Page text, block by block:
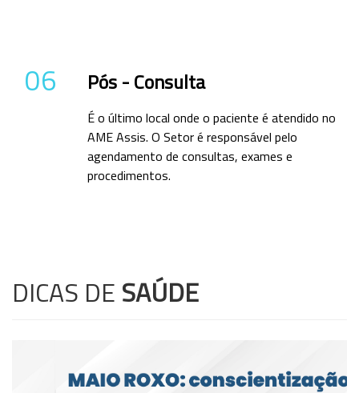
06 Pós - Consulta
É o último local onde o paciente é atendido no
AME Assis. O Setor é responsável pelo
agendamento de consultas, exames e
procedimentos.
DICAS DE SAÚDE